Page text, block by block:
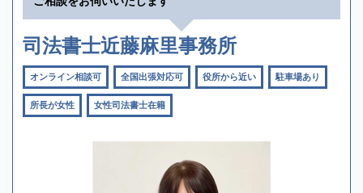
司法書士近藤麻里事務所
オンライン相談可 全国出張対応可 役所から近い 駐車場あり
所長が女性 女性司法書士在籍